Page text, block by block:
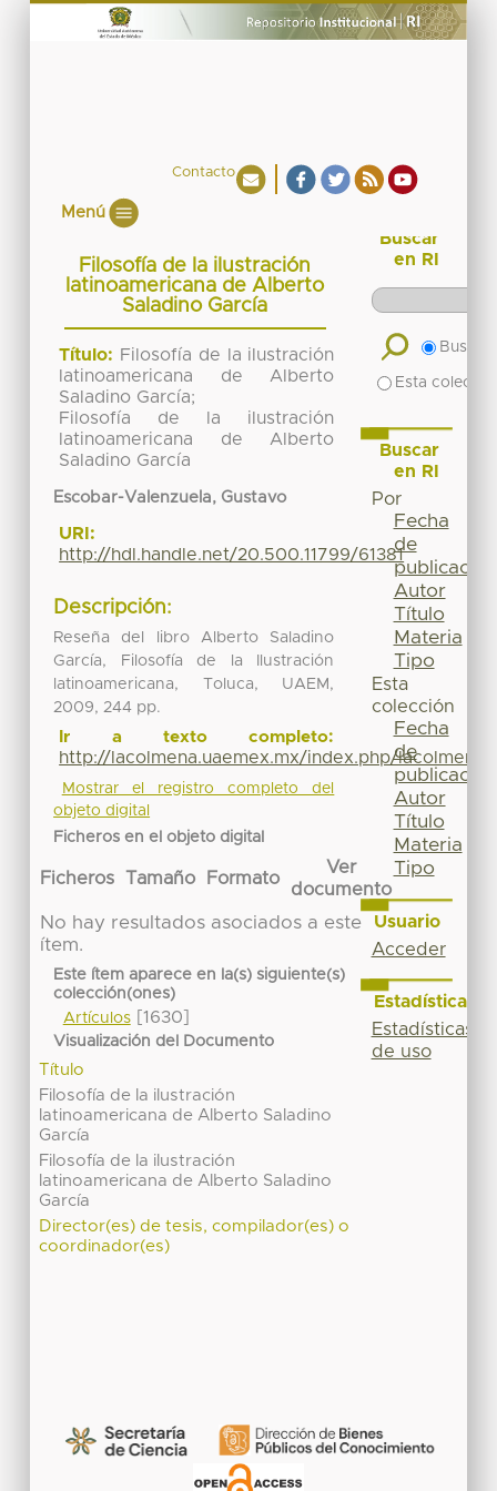
Contacto
Menú
Filosofía de la ilustración
latinoamericana de Alberto
Saladino García
Título: Filosofía de la ilustración
latinoamericana de Alberto
Saladino García;
Filosofía de la ilustración
latinoamericana de Alberto
Saladino García
Escobar-Valenzuela, Gustavo
URI:
http://hdl.handle.net/20.500.11799/61381
Descripción:
Reseña del libro Alberto Saladino
García, Filosofía de la Ilustración
latinoamericana, Toluca, UAEM,
2009, 244 pp.
Ir a texto completo:
http://lacolmena.uaemex.mx/index.php/
Mostrar el registro completo del
objeto digital
Ficheros en el objeto digital
Ficheros Tamaño Formato
Ver
documento
No hay resultados asociados a este
ítem.
Este ítem aparece en la(s) siguiente(s)
colección(ones)
Artículos[1630]
Visualización del Documento
Título
Filosofía de la ilustración
latinoamericana de Alberto Saladino
García
Filosofía de la ilustración
latinoamericana de Alberto Saladino
García
Director(es) de tesis, compilador(es) o
coordinador(es)
Buscar
en RI
Buscar
Esta
Buscar
en RI
Por
Fecha
de
publicación
Autor
Título
Materia
Tipo
Esta
colección
Fecha
de
publicación
Autor
Título
Materia
Tipo
Usuario
Acceder
Estadísticas
Estadísticas
de uso